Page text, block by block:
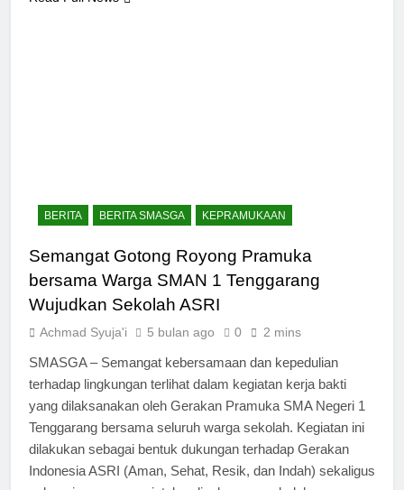
BERITA BERITA SMASGA KEPRAMUKAAN
Semangat Gotong Royong Pramuka
bersama Warga SMAN 1 Tenggarang
Wujudkan Sekolah ASRI
Achmad Syuja'i 5 bulan ago 0 2 mins
SMASGA – Semangat kebersamaan dan kepedulian
terhadap lingkungan terlihat dalam kegiatan kerja bakti
yang dilaksanakan oleh Gerakan Pramuka SMA Negeri 1
Tenggarang bersama seluruh warga sekolah. Kegiatan ini
dilakukan sebagai bentuk dukungan terhadap Gerakan
Indonesia ASRI (Aman, Sehat, Resik, dan Indah) sekaligus